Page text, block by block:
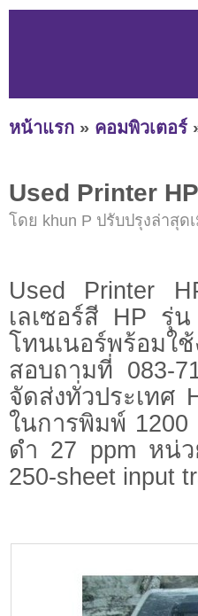
หน้าแรก » คอมพิวเตอร์
Used Printer
โดย khun P ปรับปรุงล่าสุด
Used Printer
เลเซอร์สี HP รุ่
โทนเนอร์พร้อมใ
สอบถามที่ 083-
จัดส่งทั่วประเทศ
ในการพิมพ์ 1200
ดำ 27 ppm หน่ว
250-sheet input